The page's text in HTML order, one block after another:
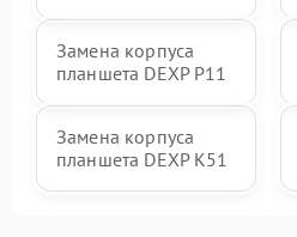
Замена корпуса
планшета DEXP P11
Замена корпуса
планшета DEXP K51